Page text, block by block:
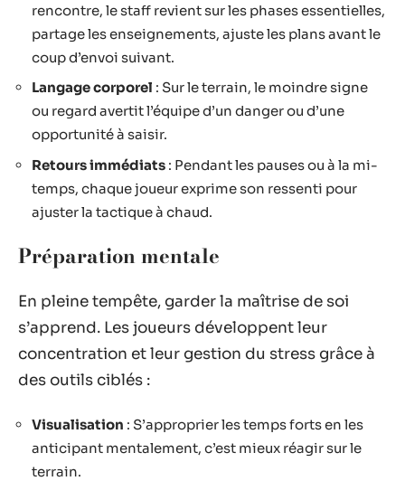
rencontre, le staff revient sur les phases essentielles,
partage les enseignements, ajuste les plans avant le
coup d’envoi suivant.
Langage corporel : Sur le terrain, le moindre signe
ou regard avertit l’équipe d’un danger ou d’une
opportunité à saisir.
Retours immédiats : Pendant les pauses ou à la mi-
temps, chaque joueur exprime son ressenti pour
ajuster la tactique à chaud.
Préparation mentale
En pleine tempête, garder la maîtrise de soi
s’apprend. Les joueurs développent leur
concentration et leur gestion du stress grâce à
des outils ciblés :
Visualisation : S’approprier les temps forts en les
anticipant mentalement, c’est mieux réagir sur le
terrain.